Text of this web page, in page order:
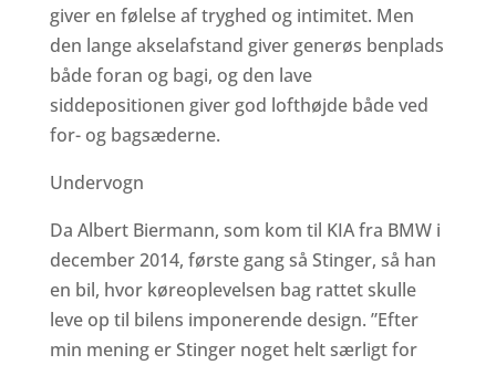
giver en følelse af tryghed og intimitet. Men
den lange akselafstand giver generøs benplads
både foran og bagi, og den lave
siddepositionen giver god lofthøjde både ved
for- og bagsæderne.
Undervogn
Da Albert Biermann, som kom til KIA fra BMW i
december 2014, første gang så Stinger, så han
en bil, hvor køreoplevelsen bag rattet skulle
leve op til bilens imponerende design. ”Efter
min mening er Stinger noget helt særligt for